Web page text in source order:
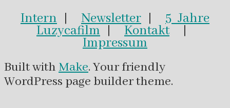
Intern | Newsletter | 5 Jahre
Luzycafilm | Kontakt|
Impressum
Built withMake. Your friendly
WordPress page builder theme.